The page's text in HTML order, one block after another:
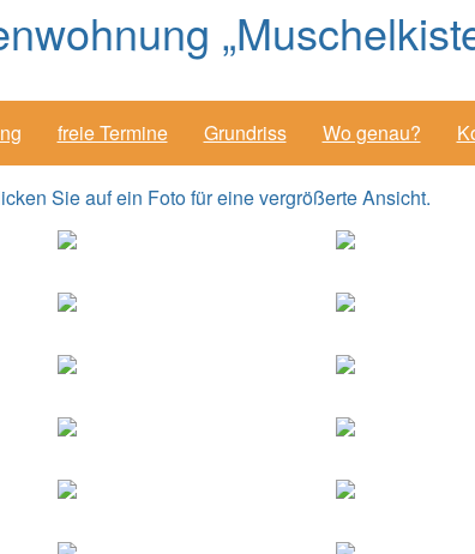
freie Termine Grundriss Wo genau?
Sie auf ein Foto für eine vergrößerte Ansicht.